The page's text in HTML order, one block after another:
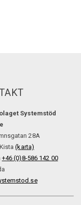
Systemstöd
28A
(karta)
+46 (0)8-586 142 00